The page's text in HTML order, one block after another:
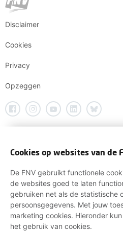
Disclaimer
Cookies
Privacy
Opzeggen
Cookies op websites van de
De FNV gebruikt functionele
de websites goed te laten
gebruiken net als de statistische
persoonsgegevens. Met jouw
marketing cookies. Hieronder
het gebruik van cookies.